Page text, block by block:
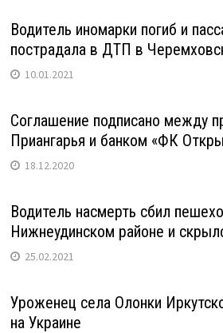
Водитель иномарки погиб и
пострадала в ДТП в
10.01.2021
Соглашение подписано между
Приангарья и банком «ФК
18.12.2020
Водитель насмерть сбил
Нижнеудинском районе и
25.02.2021
Уроженец села Олонки
на Украине